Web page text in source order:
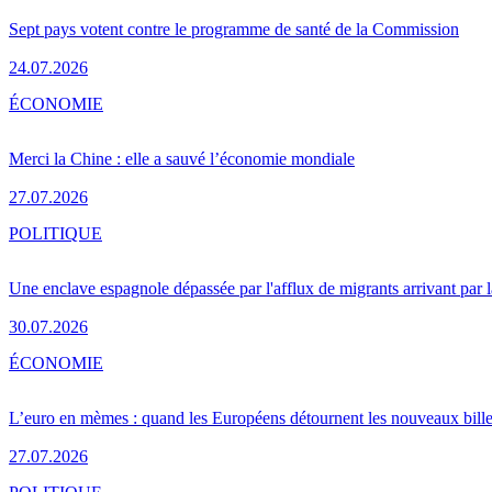
Sept pays votent contre le programme de santé de la Commission
24.07.2026
Merci la Chine : elle a sauvé l’économie mondiale
27.07.2026
ÉCONOMIE
Une enclave espagnole dépassée par l'afflux de migrants arrivant par
30.07.2026
POLITIQUE
L’euro en mèmes : quand les Européens détournent les nouveaux
27.07.2026
ÉCONOMIE